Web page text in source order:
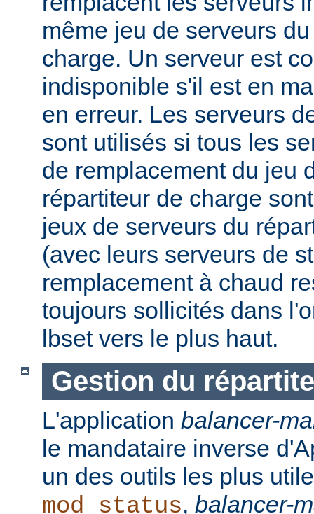
même jeu de serveurs
charge. Un serveur est
indisponible s'il est en
en erreur. Les serveurs
sont utilisés si tous les
de remplacement du jeu
répartiteur de charge
jeux de serveurs du
(avec leurs serveurs de
remplacement à chaud
toujours sollicités dans
lbset vers le plus haut.
Gestion du
L'application balancer-
le mandataire inverse
un des outils les plus
mod_status, balancer-